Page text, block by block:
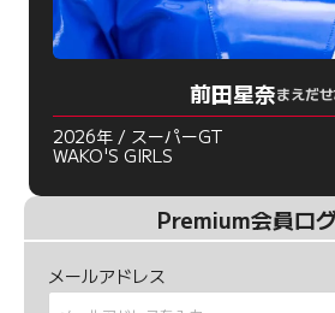
前田星奈まえだ
2026年 / スーパーGT
WAKO'S GIRLS
Premium会員ロ
メールアドレス